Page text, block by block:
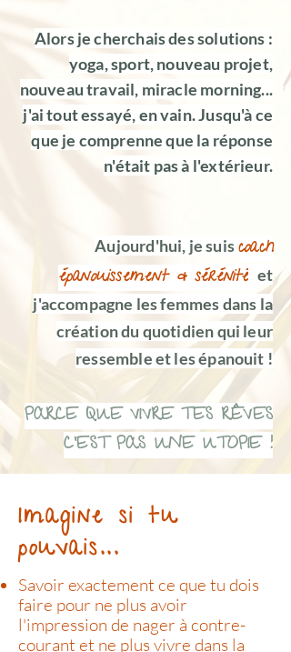
Alors je cherchais des solutions :
yoga, sport, nouveau projet,
nouveau travail, miracle morning...
j'ai tout essayé, en vain. Jusqu'à ce
que je comprenne que la réponse
n'était pas à l'extérieur.
Aujourd'hui, je suiscoach
épanouissement & sérénité et
j'accompagne les femmes dans la
création du quotidien qui leur
ressemble et les épanouit !
PARCE QUE VIVRE TES RÊVES
C'EST PAS UNE UTOPIE !
Imagine si tu
pouvais...
Savoir exactement ce que tu dois
faire pour ne plus avoir
l'impression de nager à contre-
courant et ne plus vivre dans la